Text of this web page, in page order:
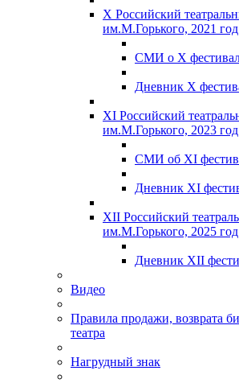
X Российский
им.М.Горького, 2021 год
СМИ о X
Дневник X
XI Российский
им.М.Горького, 2023 год
СМИ об XI
Дневник XI
XII Российский
им.М.Горького, 2025 год
Дневник XII
Видео
Правила продажи, возврата
театра
Нагрудный знак